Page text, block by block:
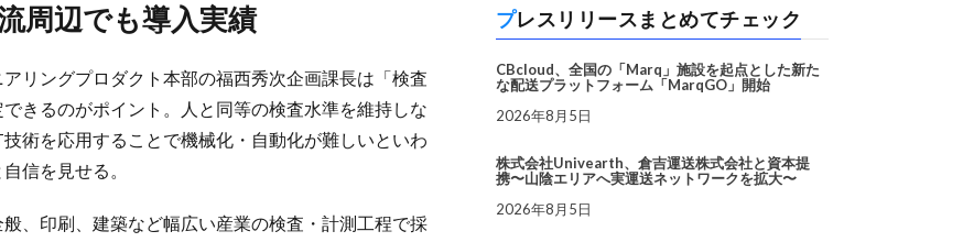
周辺でも導入実績
リングプロダクト本部の福西秀次企画課長は「検査
きるのがポイント。人と同等の検査水準を維持しな
術を応用することで機械化・自動化が難しいといわ
信を見せる。
、印刷、建築など幅広い産業の検査・計測工程で採
プレスリリースまとめてチェック
CBcloud、全国の「Marq」施設を起点とした新た
な配送プラットフォーム「MarqGO」開始
2026年8月5日
株式会社Univearth、倉吉運送株式会社と資本提
携〜山陰エリアへ実運送ネットワークを拡大〜
2026年8月5日